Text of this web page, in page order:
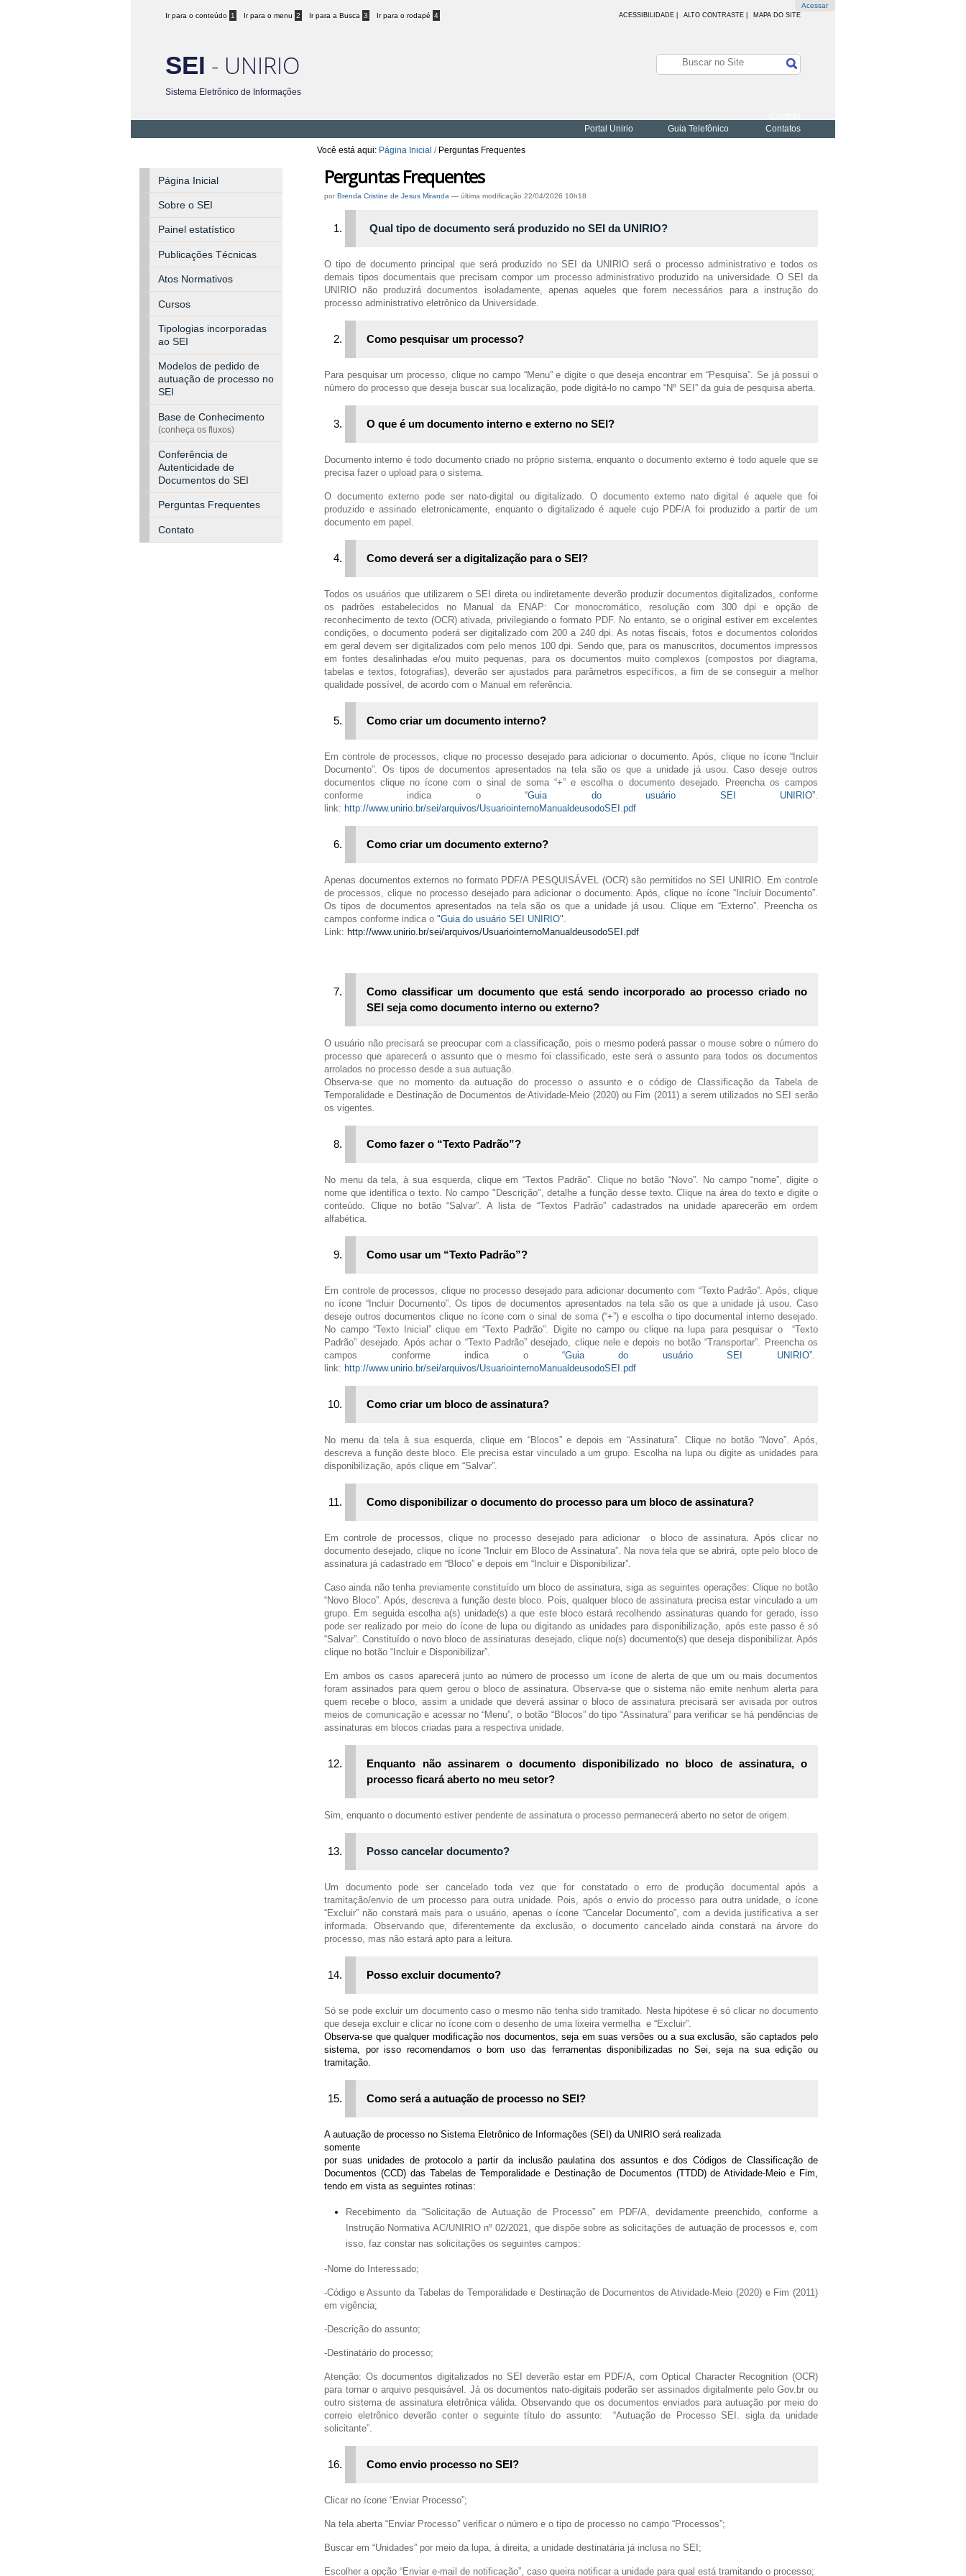
Acessar
Ir para o conteúdo 1 Ir para o menu 2 Ir para a Busca 3 Ir para o rodapé 4 ACESSIBILIDADE ALTO CONTRASTE | MAPA DO SITE
SEI - UNIRIO
Sistema Eletrônico de Informações
Portal Unirio
Guia Telefônico Contatos
Você está aqui: Página Inicial / Perguntas Frequentes
Perguntas Frequentes
porBrenda Cristine de Jesus Miranda —última modificação 22/04/2026 10h18
Qual tipo de documento será produzido no SEI da UNIRIO?
O tipo de documento principal que será produzido no SEI da UNIRIO será o processo administrativo e todos os
demais tipos documentais que precisam compor um processo administrativo produzido na universidade. O SEI da
UNIRIO não produzirá documentos isoladamente, apenas aqueles que forem necessários para a instrução do
processo administrativo eletrônico da Universidade.
Como pesquisar um processo?
Para pesquisar um processo, clique no campo “Menu” e digite o que deseja encontrar em “Pesquisa”. Se já possui o
número do processo que deseja buscar sua localização, pode digitá-lo no campo “Nº SEI” da guia de pesquisa aberta.
O que é um documento interno e externo no SEI?
Documento interno é todo documento criado no próprio sistema, enquanto o documento externo é todo aquele que se
precisa fazer o upload para o sistema.
O documento externo pode ser nato-digital ou digitalizado. O documento externo nato digital é aquele que foi
produzido e assinado eletronicamente, enquanto o digitalizado é aquele cujo PDF/A foi produzido a partir de um
documento em papel.
Como deverá ser a digitalização para o SEI?
Todos os usuários que utilizarem o SEI direta ou indiretamente deverão produzir documentos digitalizados, conforme
os padrões estabelecidos no Manual da ENAP: Cor monocromático, resolução com 300 dpi e opção de
reconhecimento de texto (OCR) ativada, privilegiando o formato PDF. No entanto, se o original estiver em excelentes
condições, o documento poderá ser digitalizado com 200 a 240 dpi. As notas fiscais, fotos e documentos coloridos
em geral devem ser digitalizados com pelo menos 100 dpi. Sendo que, para os manuscritos, documentos impressos
em fontes desalinhadas e/ou muito pequenas, para os documentos muito complexos (compostos por diagrama,
tabelas e textos, fotografias), deverão ser ajustados para parâmetros específicos, a fim de se conseguir a melhor
qualidade possível, de acordo com o Manual em referência.
Como criar um documento interno?
Em controle de processos, clique no processo desejado para adicionar o documento. Após, clique no ícone “Incluir
Documento”. Os tipos de documentos apresentados na tela são os que a unidade já usou. Caso deseje outros
documentos clique no ícone com o sinal de soma “+” e escolha o documento desejado. Preencha os campos
conforme indica o“Guia do usuário SEI UNIRIO”.
link: http://www.unirio.br/sei/arquivos/UsuariointernoManualdeusodoSEI.pdf
Como criar um documento externo?
Apenas documentos externos no formato PDF/A PESQUISÁVEL (OCR) são permitidos no SEI UNIRIO. Em controle
de processos, clique no processo desejado para adicionar o documento. Após, clique no ícone “Incluir Documento”.
Os tipos de documentos apresentados na tela são os que a unidade já usou. Clique em “Externo”. Preencha os
campos conforme indica o"Guia do usuário SEI UNIRIO".
Link: http://www.unirio.br/sei/arquivos/UsuariointernoManualdeusodoSEI.pdf
Como classificar um documento que está sendo incorporado ao processo criado no
SEI seja como documento interno ou externo?
O usuário não precisará se preocupar com a classificação, pois o mesmo poderá passar o mouse sobre o número do
processo que aparecerá o assunto que o mesmo foi classificado, este será o assunto para todos os documentos
arrolados no processo desde a sua autuação.
Observa-se que no momento da autuação do processo o assunto e o código de Classificação da Tabela de
Temporalidade e Destinação de Documentos de Atividade-Meio (2020) ou Fim (2011) a serem utilizados no SEI serão
os vigentes.
Como fazer o “Texto Padrão”?
No menu da tela, à sua esquerda, clique em “Textos Padrão”. Clique no botão “Novo”. No campo “nome”, digite o
nome que identifica o texto. No campo "Descrição", detalhe a função desse texto. Clique na área do texto e digite o
conteúdo. Clique no botão “Salvar”. A lista de “Textos Padrão” cadastrados na unidade aparecerão em ordem
alfabética.
Como usar um “Texto Padrão”?
Em controle de processos, clique no processo desejado para adicionar documento com “Texto Padrão”. Após, clique
no ícone “Incluir Documento”. Os tipos de documentos apresentados na tela são os que a unidade já usou. Caso
deseje outros documentos clique no ícone com o sinal de soma (“+”) e escolha o tipo documental interno desejado.
No campo “Texto Inicial” clique em “Texto Padrão”. Digite no campo ou clique na lupa para pesquisar o “Texto
Padrão” desejado. Após achar o “Texto Padrão” desejado, clique nele e depois no botão “Transportar”. Preencha os
campos conforme indica o “Guia do usuário SEI UNIRIO”.
link: http://www.unirio.br/sei/arquivos/UsuariointernoManualdeusodoSEI.pdf
Como criar um bloco de assinatura?
No menu da tela à sua esquerda, clique em “Blocos” e depois em “Assinatura”. Clique no botão “Novo”. Após,
descreva a função deste bloco. Ele precisa estar vinculado a um grupo. Escolha na lupa ou digite as unidades para
disponibilização, após clique em “Salvar”.
Como disponibilizar o documento do processo para um bloco de assinatura?
Em controle de processos, clique no processo desejado para adicionar o bloco de assinatura. Após clicar no
documento desejado, clique no ícone “Incluir em Bloco de Assinatura”. Na nova tela que se abrirá, opte pelo bloco de
assinatura já cadastrado em “Bloco” e depois em “Incluir e Disponibilizar”.
Caso ainda não tenha previamente constituído um bloco de assinatura, siga as seguintes operações: Clique no botão
“Novo Bloco”. Após, descreva a função deste bloco. Pois, qualquer bloco de assinatura precisa estar vinculado a um
grupo. Em seguida escolha a(s) unidade(s) a que este bloco estará recolhendo assinaturas quando for gerado, isso
pode ser realizado por meio do ícone de lupa ou digitando as unidades para disponibilização, após este passo é só
“Salvar”. Constituído o novo bloco de assinaturas desejado, clique no(s) documento(s) que deseja disponibilizar. Após
clique no botão “Incluir e Disponibilizar”.
Em ambos os casos aparecerá junto ao número de processo um ícone de alerta de que um ou mais documentos
foram assinados para quem gerou o bloco de assinatura. Observa-se que o sistema não emite nenhum alerta para
quem recebe o bloco, assim a unidade que deverá assinar o bloco de assinatura precisará ser avisada por outros
meios de comunicação e acessar no “Menu”, o botão “Blocos” do tipo “Assinatura” para verificar se há pendências de
assinaturas em blocos criadas para a respectiva unidade.
Enquanto não assinarem o documento disponibilizado no bloco de assinatura, o
processo ficará aberto no meu setor?
Sim, enquanto o documento estiver pendente de assinatura o processo permanecerá aberto no setor de origem.
Posso cancelar documento?
Um documento pode ser cancelado toda vez que for constatado o erro de produção documental após a
tramitação/envio de um processo para outra unidade. Pois, após o envio do processo para outra unidade, o ícone
“Excluir” não constará mais para o usuário, apenas o ícone “Cancelar Documento”, com a devida justificativa a ser
informada. Observando que, diferentemente da exclusão, o documento cancelado ainda constará na árvore do
processo, mas não estará apto para a leitura.
Posso excluir documento?
Só se pode excluir um documento caso o mesmo não tenha sido tramitado. Nesta hipótese é só clicar no documento
que deseja excluir e clicar no ícone com o desenho de uma lixeira vermelha e “Excluir”.
Observa-se que qualquer modificação nos documentos, seja em suas versões ou a sua exclusão, são captados pelo
sistema, por isso recomendamos o bom uso das ferramentas disponibilizadas no Sei, seja na sua edição ou
tramitação.
Como será a autuação de processo no SEI?
A autuação de processo no Sistema Eletrônico de Informações (SEI) da UNIRIO será realizada
somente
por suas unidades de protocolo a partir da inclusão paulatina dos assuntos e dos Códigos de Classificação de
Documentos (CCD) das Tabelas de Temporalidade e Destinação de Documentos (TTDD) de Atividade-Meio e Fim,
tendo em vista as seguintes rotinas:
Recebimento da “Solicitação de Autuação de Processo” em PDF/A, devidamente preenchido, conforme a
Instrução Normativa AC/UNIRIO nº 02/2021, que dispõe sobre as solicitações de autuação de processos e, com
isso, faz constar nas solicitações os seguintes campos:
-Nome do Interessado;
-Código e Assunto da Tabelas de Temporalidade e Destinação de Documentos de Atividade-Meio (2020) e Fim (2011)
em vigência;
-Descrição do assunto;
-Destinatário do processo;
Atenção: Os documentos digitalizados no SEI deverão estar em PDF/A, com Optical Character Recognition (OCR)
para tornar o arquivo pesquisável. Já os documentos nato-digitais poderão ser assinados digitalmente pelo Gov.br ou
outro sistema de assinatura eletrônica válida. Observando que os documentos enviados para autuação por meio do
correio eletrônico deverão conter o seguinte título do assunto: “Autuação de Processo SEI. sigla da unidade
solicitante”.
Como envio processo no SEI?
Clicar no ícone “Enviar Processo”;
Na tela aberta “Enviar Processo” verificar o número e o tipo de processo no campo “Processos”;
Buscar em “Unidades” por meio da lupa, à direita, a unidade destinatária já inclusa no SEI;
Escolher a opção “Enviar e-mail de notificação”, caso queira notificar a unidade para qual está tramitando o processo;
Página Inicial
Sobre o SEI
Painel estatístico
Publicações Técnicas
Atos Normativos
Cursos
Tipologias incorporadas
ao SEI
Modelos de pedido de
autuação de processo no
SEI
Base de Conhecimento
(conheça os fluxos)
Conferência de
Autenticidade de
Documentos do SEI
Perguntas Frequentes
Contato